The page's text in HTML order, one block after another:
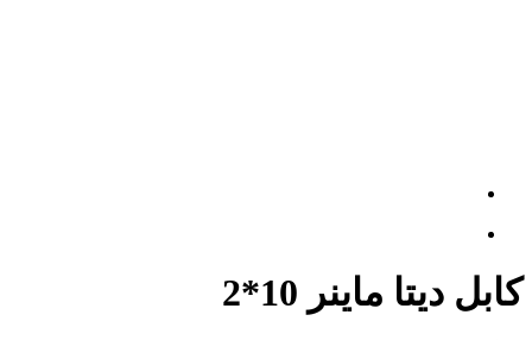
کابل دیتا ماینر 10*2